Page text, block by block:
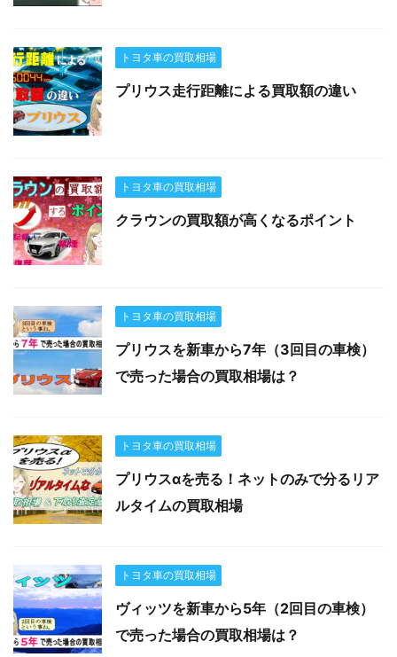
トヨタ車の買取相場
プリウス走行距離による買取額の違い
トヨタ車の買取相場
クラウンの買取額が高くなるポイント
トヨタ車の買取相場
プリウスを新車から7年（3回目の車検）
で売った場合の買取相場は？
トヨタ車の買取相場
プリウスαを売る！ネットのみで分るリア
ルタイムの買取相場
トヨタ車の買取相場
ヴィッツを新車から5年（2回目の車検）
で売った場合の買取相場は？